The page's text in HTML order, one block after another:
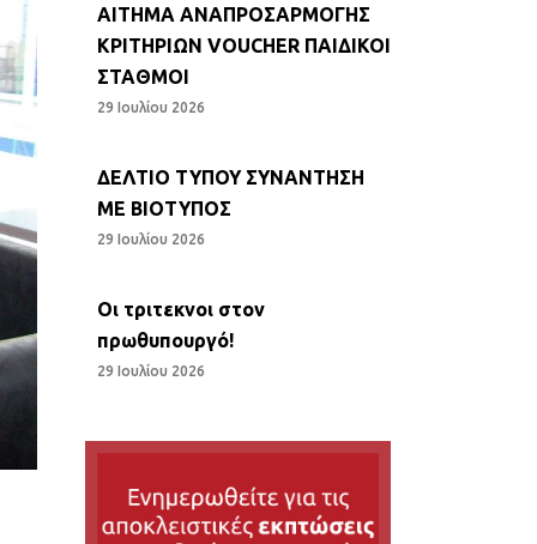
ΑΙΤΗΜΑ ΑΝΑΠΡΟΣΑΡΜΟΓΗΣ
ΚΡΙΤΗΡΙΩΝ VOUCHER ΠΑΙΔΙΚΟΙ
ΣΤΑΘΜΟΙ
29 Ιουλίου 2026
ΔΕΛΤΙΟ ΤΥΠΟΥ ΣΥΝΑΝΤΗΣΗ
ΜΕ ΒΙΟΤΥΠΟΣ
29 Ιουλίου 2026
Οι τριτεκνοι στον
πρωθυπουργό!
29 Ιουλίου 2026